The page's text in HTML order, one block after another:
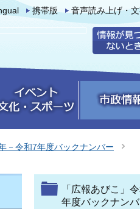
携帯版 音声読み上げ・
－令和7年度バックナンバー
「広報あびこ」
年度バックナン